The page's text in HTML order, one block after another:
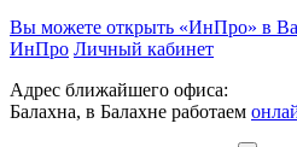
Вы можете открыть «ИнПро» в
ИнПро Личный кабинет
Адрес ближайшего офиса:
Балахна, в Балахне работаем